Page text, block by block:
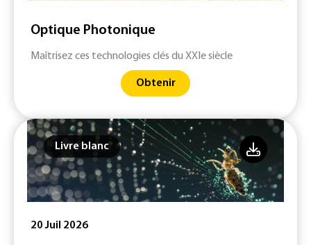
Optique Photonique
Maîtrisez ces technologies clés du XXIe siècle
Obtenir
Livre blanc
20 Juil 2026